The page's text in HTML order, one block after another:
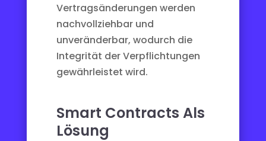
Vertragsänderungen werden
nachvollziehbar und
unveränderbar, wodurch die
Integrität der Verpflichtungen
gewährleistet wird.
Smart Contracts Als
Lösung